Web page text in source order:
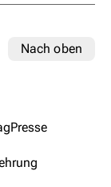
Nach oben
Presse